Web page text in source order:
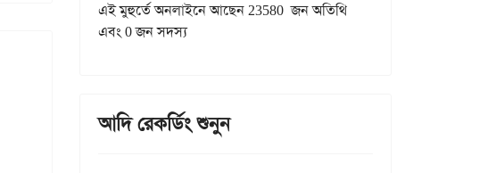
এই মুহুর্তে অনলাইনে আছেন 23580 জন অতিথি
এবং 0 জন সদস্য
আদি রেকর্ডিং শুনুন